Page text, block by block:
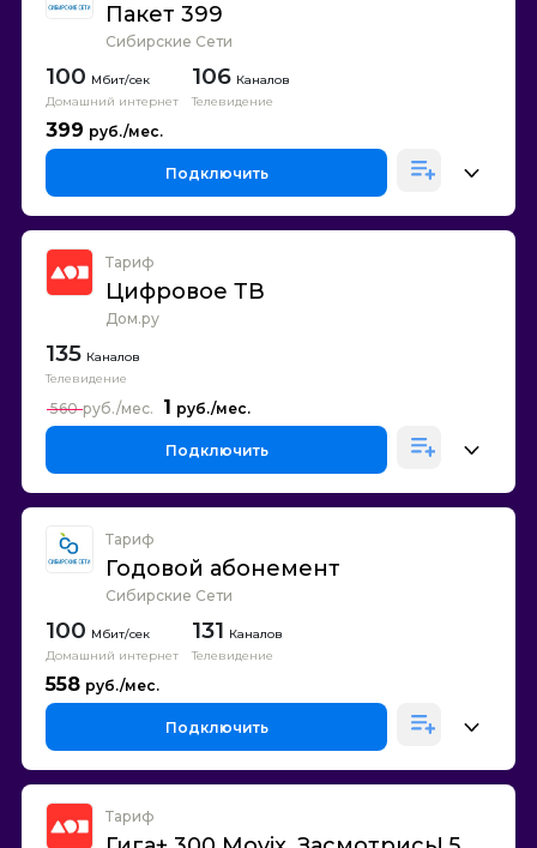
Пакет 399
Сибирские Сети
100
Домашний интернет
106 Каналов
Телевидение
399
Подключить
Тариф
Цифровое ТВ
Дом.ру
135 Каналов
Телевидение
1
560
Подключить
Тариф
Годовой абонемент
Сибирские Сети
100
Домашний интернет
131 Каналов
Телевидение
558
Подключить
Тариф